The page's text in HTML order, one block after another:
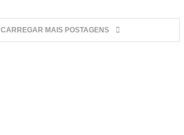
CARREGAR MAIS POSTAGENS